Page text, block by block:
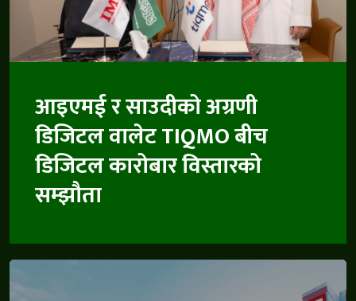
आइएमई र साउदीको अग्रणी
डिजिटल वालेट TIQMO बीच
डिजिटल कारोबार विस्तारको
सम्झौता